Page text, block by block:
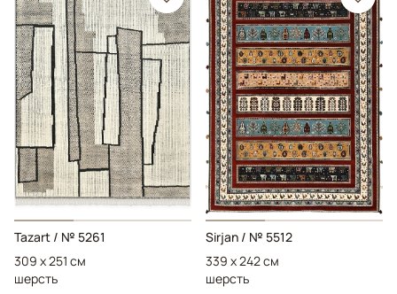
Tazart / № 5261
309 x 251 см
шерсть
Sirjan / № 5512
339 x 242 см
шерсть